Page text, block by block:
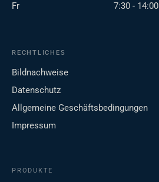
Fr
7:30 - 14:00
RECHTLICHES
Bildnachweise
Datenschutz
Allgemeine Geschäftsbedingungen
Impressum
PRODUKTE